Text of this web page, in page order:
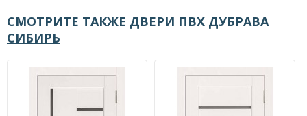
СМОТРИТЕ ТАКЖЕ ДВЕРИ ПВХ ДУБРАВА
СИБИРЬ